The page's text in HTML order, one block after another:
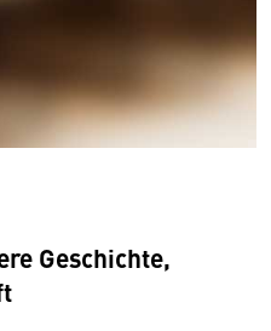
Geschichte,
einen externen